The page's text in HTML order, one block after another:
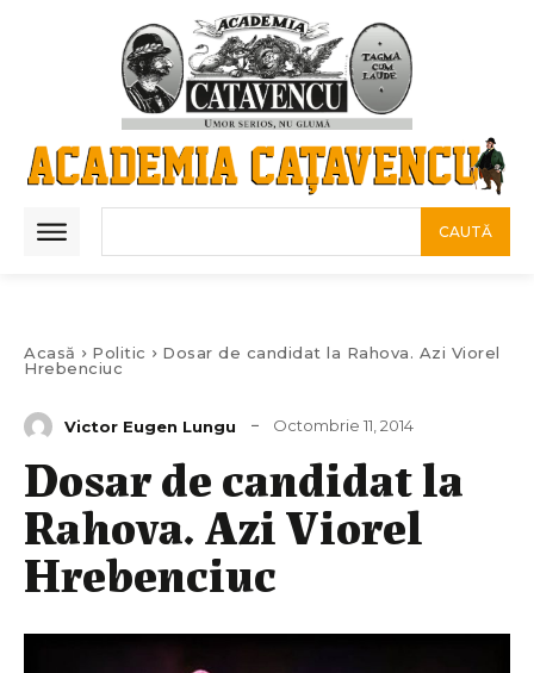
CAUTĂ
Acasă Politic
Dosar de candidat la Rahova. Azi Viorel
Hrebenciuc
Victor Eugen Lungu Octombrie 11, 2014
Dosar de candidat la
Rahova. Azi Viorel
Hrebenciuc